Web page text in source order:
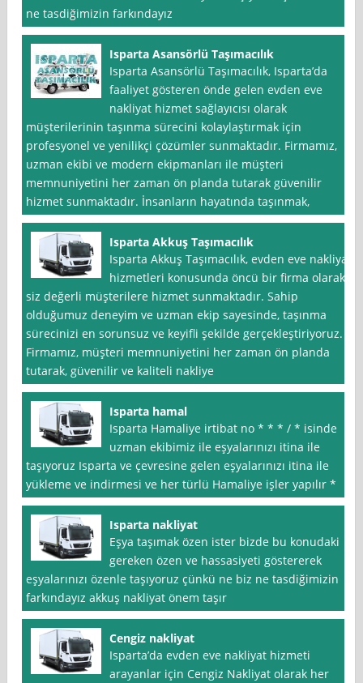
ne tasdiğimizin farkındayız
Isparta Asansörlü Taşımacılık
Isparta Asansörlü Taşımacılık, Isparta’da
faaliyet gösteren önde gelen evden eve
nakliyat hizmet sağlayıcısı olarak
müşterilerinin taşınma sürecini kolaylaştırmak için
profesyonel ve yenilikçi çözümler sunmaktadır. Firmamız,
uzman ekibi ve modern ekipmanları ile müşteri
memnuniyetini her zaman ön planda tutarak güvenilir
hizmet sunmaktadır. İnsanların hayatında taşınmak,
Isparta Akkuş Taşımacılık
Isparta Akkuş Taşımacılık, evden eve nakliyat
hizmetleri konusunda öncü bir firma olarak
siz değerli müşterilere hizmet sunmaktadır. Sahip
olduğumuz deneyim ve uzman ekip sayesinde, taşınma
sürecinizi en sorunsuz ve keyifli şekilde gerçekleştiriyoruz.
Firmamız, müşteri memnuniyetini her zaman ön planda
tutarak, güvenilir ve kaliteli nakliye
Isparta hamal
Isparta Hamaliye irtibat no * * * / * isinde
uzman ekibimiz ile eşyalarınızı itina ile
taşıyoruz Isparta ve çevresine gelen eşyalarınızı itina ile
yükleme ve indirmesi ve her türlü Hamaliye işler yapılır *
Isparta nakliyat
Eşya taşımak özen ister bizde bu konudaki
gereken özen ve hassasiyeti göstererek
eşyalarınızı özenle taşıyoruz çünkü ne biz ne tasdiğimizin
farkındayız akkuş nakliyat önem taşır
Cengiz nakliyat
Isparta’da evden eve nakliyat hizmeti
arayanlar için Cengiz Nakliyat olarak her